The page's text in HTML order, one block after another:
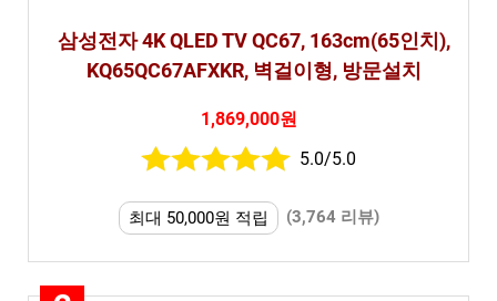
삼성전자 4K QLED TV QC67, 163cm(65인치),
KQ65QC67AFXKR, 벽걸이형, 방문설치
1,869,000원
5.0/5.0
최대 50,000원 적립 (3,764 리뷰)